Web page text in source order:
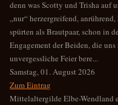
denn was Scotty und Trisha auf
„nur“ herzergreifend,
spürten als Brautpaar, schon in
Engagement der Beiden, die
unvergessliche Feier bere...
Samstag, 01. August 2026
Zum Eintrag
Mittelaltergilde Elbe-Wendland